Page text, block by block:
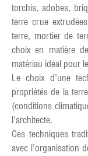
torchis, adobes,
terre crue
terre, mortier de
choix en matière
matériau idéal pour
Le choix d’une
propriétés de la
(conditions
l’architecte.
Ces techniques
avec l’organisation